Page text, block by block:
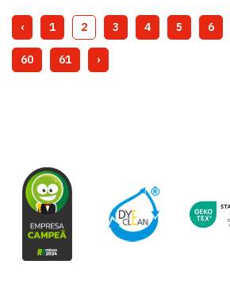
‹ 1 2 3 4 5 6
60 61 ›